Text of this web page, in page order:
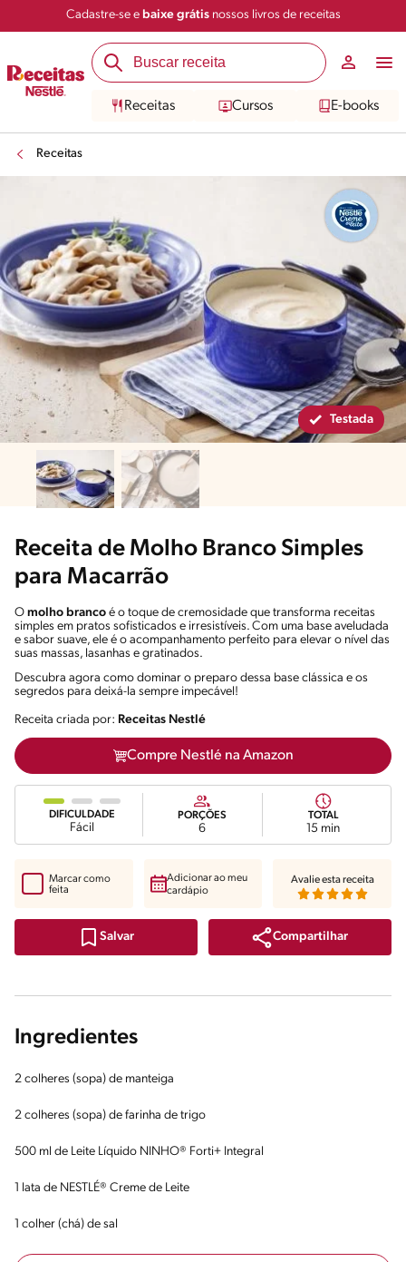
Cadastre-se e baixe grátisnossos livros de receitas
Receitas Cursos E-books
Receitas
Salvar Compartilhar
Testada
Receita de Molho Branco Simples
para Macarrão
O molho branco é o toque de cremosidade que transforma receitas
simples em pratos sofisticados e irresistíveis. Com uma base aveludada
e sabor suave, ele é o acompanhamento perfeito para elevar o nível das
suas massas, lasanhas e gratinados.
Descubra agora como dominar o preparo dessa base clássica e os
segredos para deixá-la sempre impecável!
Receita criada por: Receitas Nestlé
Compre Nestlé na Amazon
DIFICULDADE
Fácil
PORÇÕES
6
TOTAL
15 min
Salvar Compartilhar
Marcar como
feita
Adicionar ao meu
cardápio
Avalie esta receita
Ingredientes
2 colheres (sopa) de manteiga
2 colheres (sopa) de farinha de trigo
500 ml de Leite Líquido NINHO® Forti+ Integral
1 lata de NESTLÉ® Creme de Leite
1 colher (chá) de sal